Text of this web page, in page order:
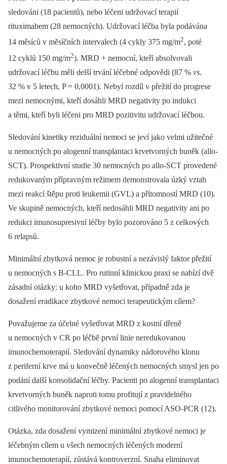
sledováni (18 pacientů), nebo léčeni udržovací terapií
rituximabem (28 nemocných). Udržovací léčba byla podávána
14 měsíců v měsíčních intervalech (4 cykly 375 mg/m2, poté
12 cyklů 150 mg/m2). MRD + nemocní, kteří absolvovali
udržovací léčbu měli delší trvání léčebné odpovědi (87 % vs.
32 % v 5 letech, P = 0,0001). Nebyl rozdíl v přežití do progrese
mezi nemocnými, kteří dosáhli MRD negativity po indukci
a těmi, kteří byli léčeni pro MRD pozitivitu udržovací léčbou.
Sledování kinetiky reziduální nemoci se jeví jako velmi užitečné
u nemocných po alogenní transplantaci krvetvorných buněk (allo-
SCT). Prospektivní studie 30 nemocných po allo-SCT provedené
redukovaným přípravným režimem demonstrovala úzký vztah
mezi reakcí štěpu proti leukemii (GVL) a přítomností MRD (10).
Ve skupině nemocných, kteří nedosáhli MRD negativity ani po
redukci imunosupresivní léčby bylo pozorováno 5 z celkových
6 relapsů.
Minimální zbytková nemoc je robustní a nezávislý faktor přežití
u nemocných s B-CLL. Pro rutinní klinickou praxi se nabízí dvě
zásadní otázky: u koho MRD vyšetřovat, případně zda je
dosažení eradikace zbytkové nemoci terapeutickým cílem?
Považujeme za účelné vyšetřovat MRD z kostní dřeně
u nemocných v CR po léčbě první linie neredukovanou
imunochemoterapií. Sledování dynamiky nádorového klonu
z periferní krve má u konvečně léčených nemocných smysl jen po
podání další konsolidační léčby. Pacienti po alogenní transplantaci
krvetvorných buněk naproti tomu profitují z pravidelného
citlivého monitorování zbytkové nemoci pomocí ASO-PCR (12).
Otázka, zda dosažení vymizení minimální zbytkové nemoci je
léčebným cílem u všech nemocných léčených moderní
imunochemoterapií, zůstává kontroverzní. Snaha eliminovat